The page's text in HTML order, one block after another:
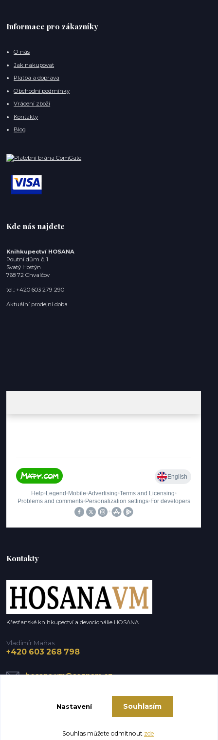
Informace pro zákazníky
O nás
Jak nakupovat
Platba a doprava
Obchodní podmínky
Vrácení zboží
Kontakty
Blog
Kde nás najdete
Knihkupectví HOSANA
Poutní dům č. 1
Svatý Hostýn
768 72 Chvalčov
tel.: +420 603 279 290
Aktuální prodejní doba
Kontakty
Křesťanské knihkupectví a devocionálie HOSANA
Vladimír Maňas
+420 603 268 798
hosana.vm@seznam.cz
Vytvořeno na Eshop-rychle.cz
Nastavení Souhlasím
Souhlas můžete odmítnout zde